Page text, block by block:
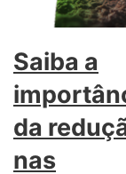
Saiba a
da
nas